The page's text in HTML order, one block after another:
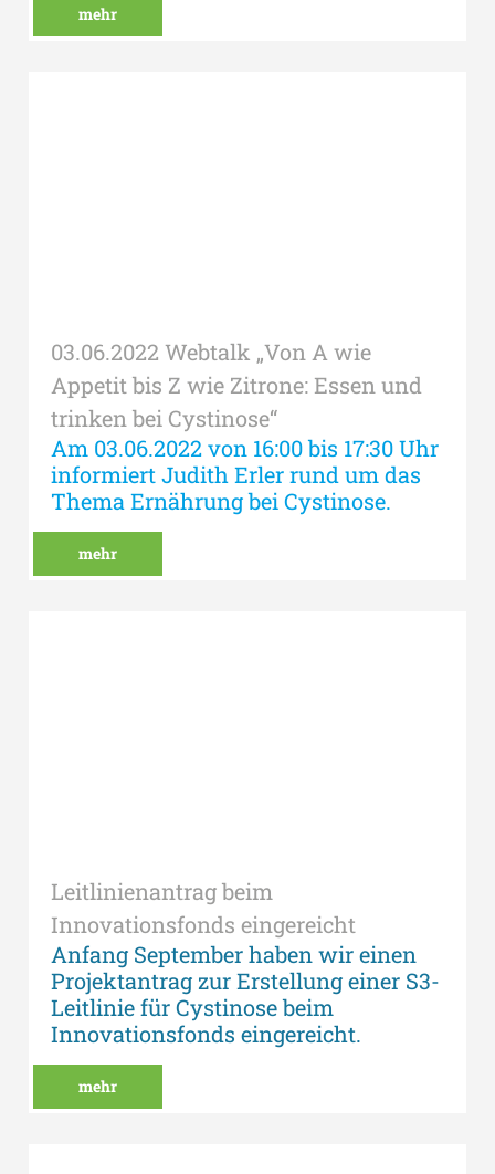
mehr
03.06.2022 Webtalk „Von A wie
Appetit bis Z wie Zitrone: Essen und
trinken bei Cystinose“
Am 03.06.2022 von 16:00 bis 17:30 Uhr
informiert Judith Erler rund um das
Thema Ernährung bei Cystinose.
mehr
Leitlinienantrag beim
Innovationsfonds eingereicht
Anfang September haben wir einen
Projektantrag zur Erstellung einer S3-
Leitlinie für Cystinose beim
Innovationsfonds eingereicht.
mehr